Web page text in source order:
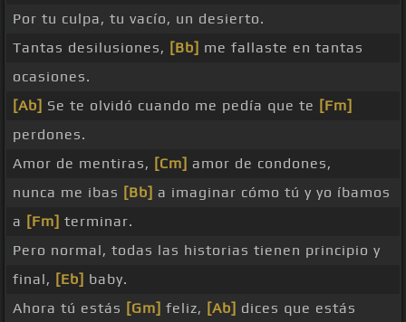
Por tu culpa, tu vacío, un desierto.
Tantas desilusiones, [Bb] me fallaste en tantas
ocasiones.
[Ab] Se te olvidó cuando me pedía que te [Fm]
perdones.
Amor de mentiras, [Cm] amor de condones,
nunca me ibas [Bb] a imaginar cómo tú y yo íbamos
a [Fm] terminar.
Pero normal, todas las historias tienen principio y
final, [Eb] baby.
Ahora tú estás [Gm] feliz, [Ab] dices que estás